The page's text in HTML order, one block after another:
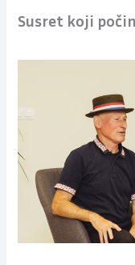
Susret koji